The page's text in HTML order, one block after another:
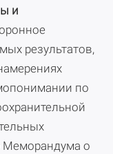
и
результатов,
по
Меморандума о